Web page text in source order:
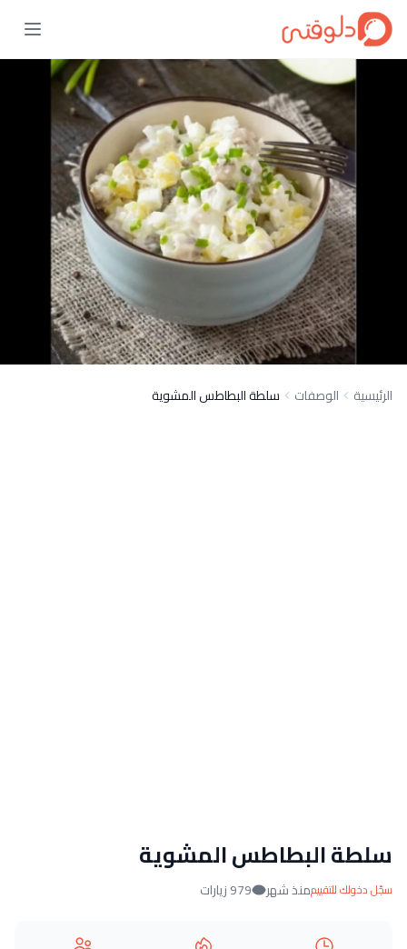
الرئيسية الوصفات سلطة البطاطس المشوية
سلطة البطاطس المشوية
سجّل دخولك للتقييممنذ شهر 979 زيارات